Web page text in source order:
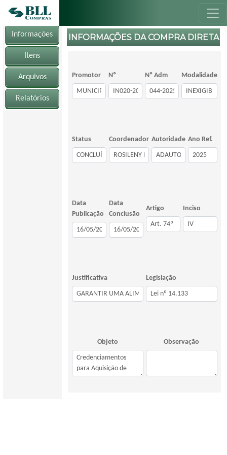
Informações
Itens
Arquivos
Relatórios
INFORMAÇÕES DA COMPRA DIRETA
Promotor Nº Nº Adm Modalidade
Status Coordenador Autoridade Ano Ref.
Data
Publicação
Data
Conclusão
Artigo Inciso
Justificativa Legislação
Objeto Observação